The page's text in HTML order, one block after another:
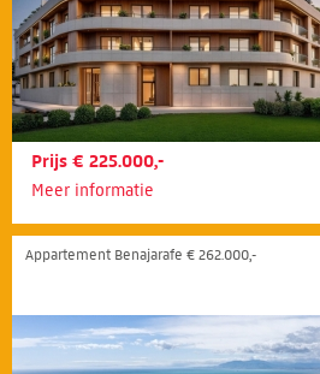
Prijs € 225.000,-
Meer informatie
Appartement Benajarafe € 262.000,-